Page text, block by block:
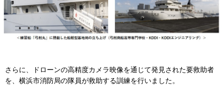
さらに、ドローンの高精度カメラ映像を通じて発見された要救助者
を、横浜市消防局の隊員が救助する訓練を行いました。